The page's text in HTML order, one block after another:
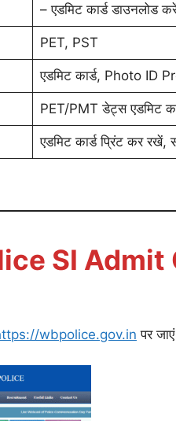
– एडमिट कार्ड डाउनलोड
PET, PST
एडमिट कार्ड, Photo ID
PET/PMT डेट्स एडमिट
एडमिट कार्ड प्रिंट कर रखें,
SI Admit
wbpolice.gov.in पर जाएं